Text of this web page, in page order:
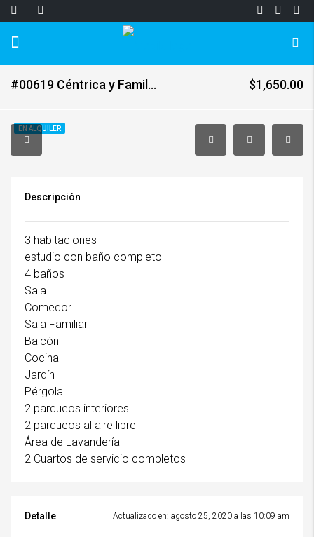
#00619 Céntrica y Familiar casa en CAES, km 13 $1,650.00
EN ALQUILER
Descripción
3 habitaciones
estudio con baño completo
4 baños
Sala
Comedor
Sala Familiar
Balcón
Cocina
Jardín
Pérgola
2 parqueos interiores
2 parqueos al aire libre
Área de Lavandería
2 Cuartos de servicio completos
Detalle Actualizado en: agosto 25, 2020 a las 10:09 am